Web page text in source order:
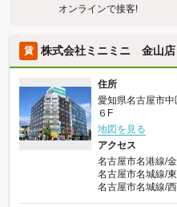
オンラインで接客!
賃 株式会社ミニミニ 金山店
住所
愛知県名古屋市
６F
地図を見る
アクセス
名古屋市名港線/
名古屋市名城線/
名古屋市名城線/